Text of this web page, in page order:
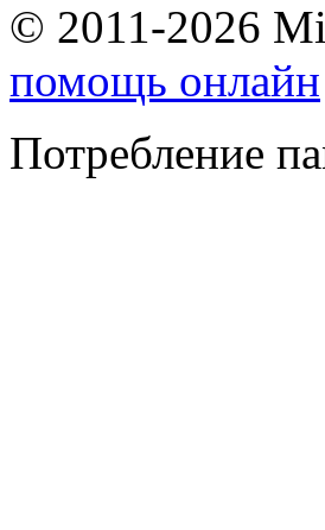
© 2011-2026
помощь онлайн
Потребление